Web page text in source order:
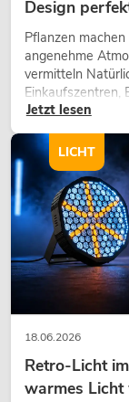
Design
Pflanzen
angenehme
vermitteln
Einkaufszentren,
eine
Jetzt lesen
18.06.2026
Retro-Licht
warmes
LICHT